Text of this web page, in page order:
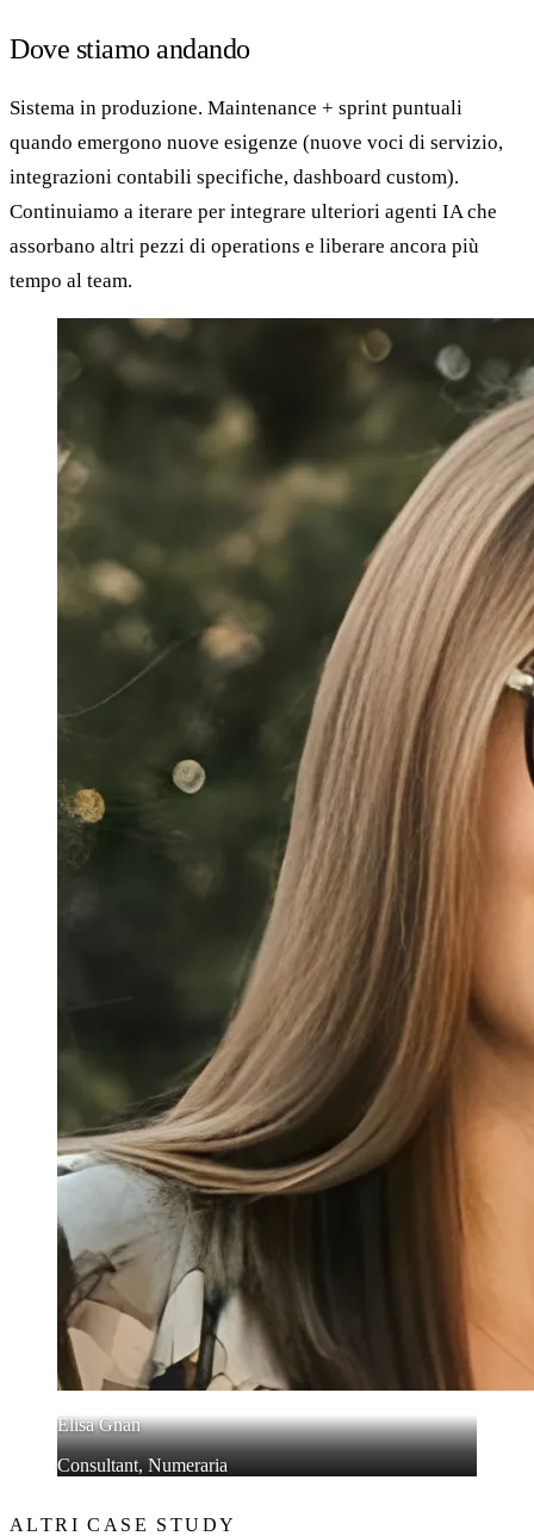
Dove stiamo andando
Sistema in produzione. Maintenance + sprint puntuali
quando emergono nuove esigenze (nuove voci di servizio,
integrazioni contabili specifiche, dashboard custom).
Continuiamo a iterare per integrare ulteriori agenti IA che
assorbano altri pezzi di operations e liberare ancora più
tempo al team.
Elisa Gnan
Consultant, Numeraria
ALTRI CASE STUDY